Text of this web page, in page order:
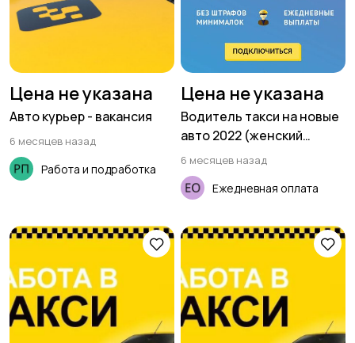
Цена не указана
Авто курьер - вакансия
6 месяцев назад
Работа и подработка
Цена не указана
Водитель такси на новые
авто 2022 (женский
тариф)
6 месяцев назад
Ежедневная оплата